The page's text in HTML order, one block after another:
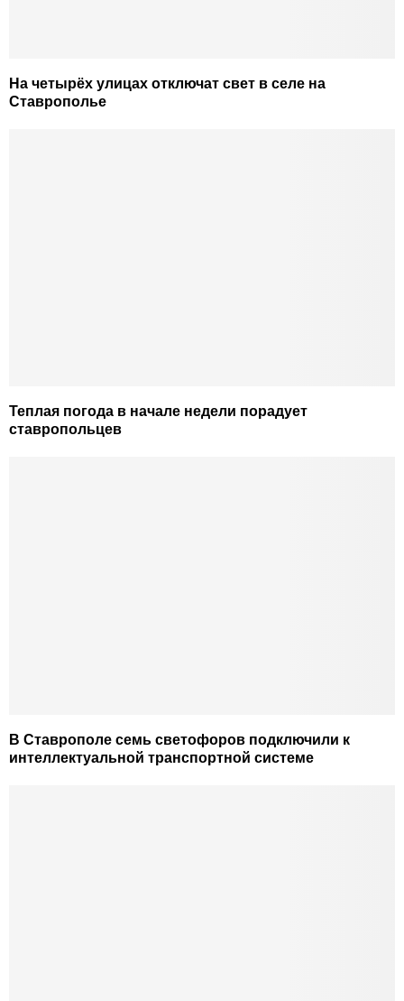
На четырёх улицах отключат свет в селе на
Ставрополье
Теплая погода в начале недели порадует
ставропольцев
В Ставрополе семь светофоров подключили к
интеллектуальной транспортной системе